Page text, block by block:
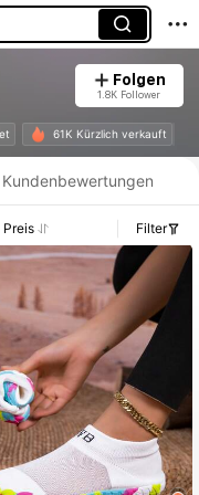
Folgen
1.8K Follower
61K Kürzlich verkauft
Lagerbestandsdetails.
Kundenbewertungen
Preis Filter